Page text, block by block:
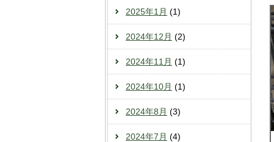
2025年1月 (1)
2024年12月 (2)
2024年11月 (1)
2024年10月 (1)
2024年8月 (3)
2024年7月 (4)